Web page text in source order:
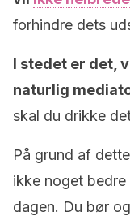
forhindre dets
I stedet er det,
naturlig
skal du drikke
På grund af
ikke noget
dagen. Du bør